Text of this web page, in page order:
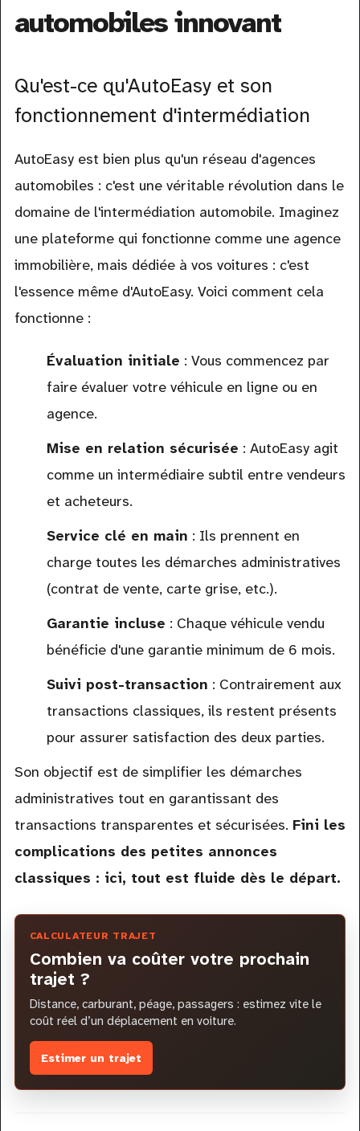
automobiles innovant
Qu'est-ce qu'AutoEasy et son
fonctionnement d'intermédiation
AutoEasy est bien plus qu'un réseau d'agences
automobiles : c'est une véritable révolution dans le
domaine de l'intermédiation automobile. Imaginez
une plateforme qui fonctionne comme une agence
immobilière, mais dédiée à vos voitures : c'est
l'essence même d'AutoEasy. Voici comment cela
fonctionne :
Évaluation initiale : Vous commencez par
faire évaluer votre véhicule en ligne ou en
agence.
Mise en relation sécurisée : AutoEasy agit
comme un intermédiaire subtil entre vendeurs
et acheteurs.
Service clé en main : Ils prennent en
charge toutes les démarches administratives
(contrat de vente, carte grise, etc.).
Garantie incluse : Chaque véhicule vendu
bénéficie d'une garantie minimum de 6 mois.
Suivi post-transaction : Contrairement aux
transactions classiques, ils restent présents
pour assurer satisfaction des deux parties.
Son objectif est de simplifier les démarches
administratives tout en garantissant des
transactions transparentes et sécurisées. Fini les
complications des petites annonces
classiques : ici, tout est fluide dès le départ.
CALCULATEUR TRAJET
Combien va coûter votre prochain
trajet ?
Distance, carburant, péage, passagers : estimez vite le
coût réel d’un déplacement en voiture.
Estimer un trajet